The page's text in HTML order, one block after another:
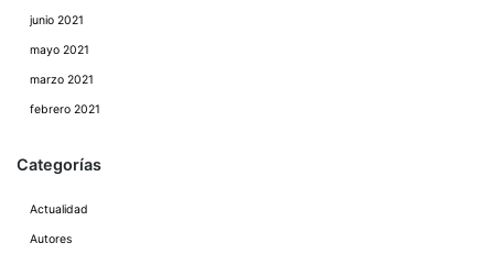
junio 2021
mayo 2021
marzo 2021
febrero 2021
Categorías
Actualidad
Autores